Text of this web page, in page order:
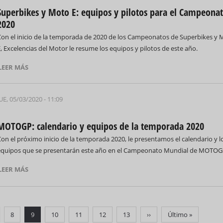
y Moto E: equipos y pilotos para el
el inicio de la temporada de 2020 de los Campeonatos de Superbikes y
Excelencias del Motor le resume los equipos y pilotos de este año.
MÁS
05/03/2020 - 11:09
calendario y equipos de la temporada 2020
el próximo inicio de la temporada 2020, le presentamos el calendario y
que se presentarán este año en el Campeonato Mundial de
MÁS
Página
8
Página
9 Página
10 Página
11 Página
12 Página
13
Siguiente
››
Última
Último »